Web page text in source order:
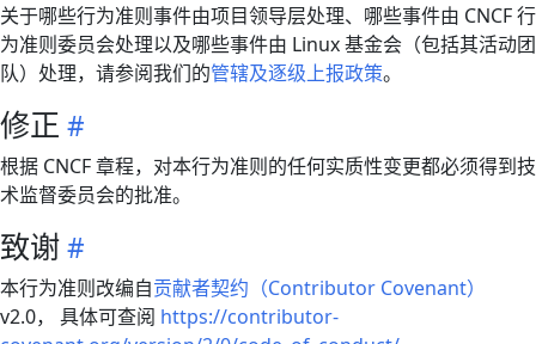
关于哪些行为准则事件由项目领导层处理、哪些事件由 CNCF 行
为准则委员会处理以及哪些事件由 Linux 基金会（包括其活动团
队）处理，请参阅我们的管辖及逐级上报政策。
修正
根据 CNCF 章程，对本行为准则的任何实质性变更都必须得到技
术监督委员会的批准。
致谢
本行为准则改编自贡献者契约（Contributor Covenant）
v2.0， 具体可查阅 https://contributor-